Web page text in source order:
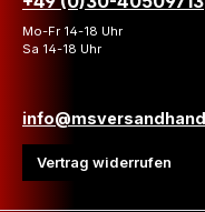
Mo-Fr 14-18 Uhr
Sa 14-18 Uhr
Vertrag widerrufen